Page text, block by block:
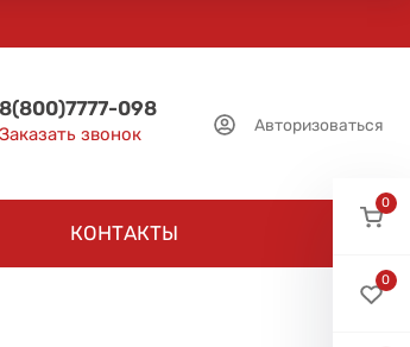
8(800)7777-098
Заказать звонок Авторизоваться
КОНТАКТЫ
0
0